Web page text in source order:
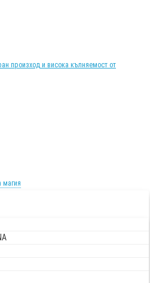
произход и висока кълняемост от
магия